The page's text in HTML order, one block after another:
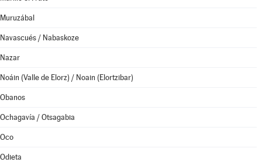
Muruzábal
Navascués / Nabaskoze
Nazar
Noáin (Valle de Elorz) / Noain (Elortzibar)
Obanos
Ochagavía / Otsagabia
Oco
Odieta